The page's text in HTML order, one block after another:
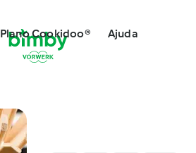
Plano Cookidoo® Ajuda